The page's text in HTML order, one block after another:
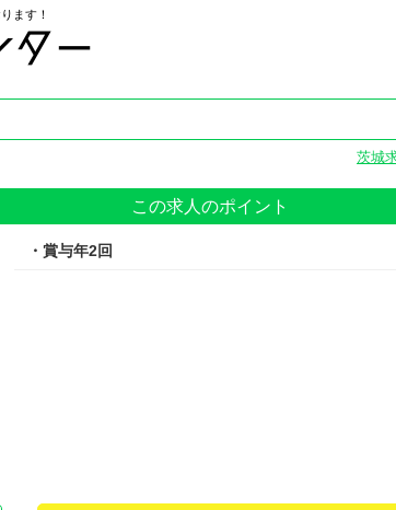
ます！
茨城
この求人のポイント
・賞与年2回